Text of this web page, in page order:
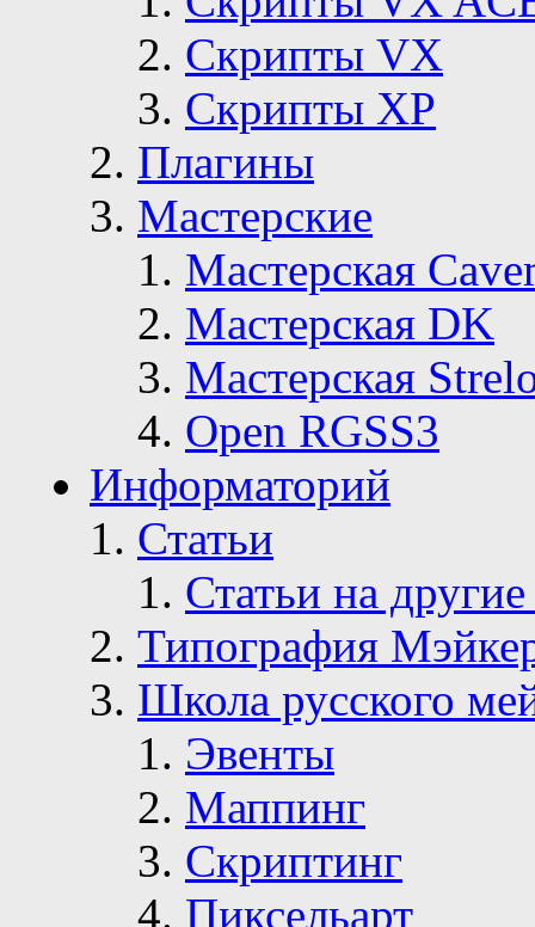
Скрипты VX
Скрипты ХР
Плагины
Мастерские
Мастерская
Мастерская DK
Мастерская
Open RGSS3
Информаторий
Статьи
Статьи на
Типография
Школа русского
Эвенты
Маппинг
Скриптинг
Пиксельарт